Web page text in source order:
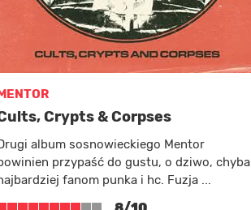
Crypts & Corpses
album sosnowieckiego Mentor
przypaść do gustu, o dziwo, chyba
fanom punka i hc. Fuzja ...